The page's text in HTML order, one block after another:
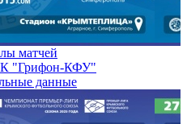
матчей
"Грифон-КФУ"
данные